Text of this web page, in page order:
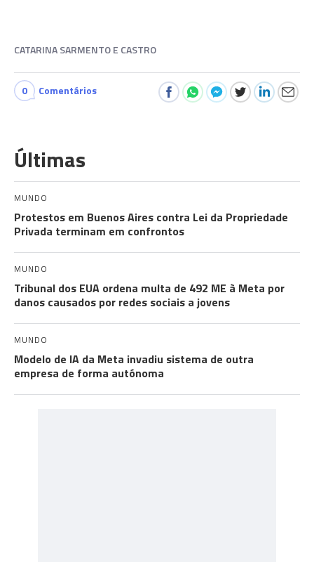
CATARINA SARMENTO E CASTRO
0 Comentários
Últimas
MUNDO
Protestos em Buenos Aires contra Lei da Propriedade
Privada terminam em confrontos
MUNDO
Tribunal dos EUA ordena multa de 492 ME à Meta por
danos causados por redes sociais a jovens
MUNDO
Modelo de IA da Meta invadiu sistema de outra
empresa de forma autónoma